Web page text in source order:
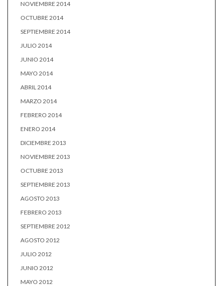
NOVIEMBRE 2014
OCTUBRE 2014
SEPTIEMBRE 2014
JULIO 2014
JUNIO 2014
MAYO 2014
ABRIL 2014
MARZO 2014
FEBRERO 2014
ENERO 2014
DICIEMBRE 2013
NOVIEMBRE 2013
OCTUBRE 2013
SEPTIEMBRE 2013
AGOSTO 2013
FEBRERO 2013
SEPTIEMBRE 2012
AGOSTO 2012
JULIO 2012
JUNIO 2012
MAYO 2012